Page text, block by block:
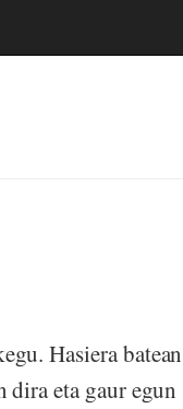
Hasiera batean
eta gaur egun